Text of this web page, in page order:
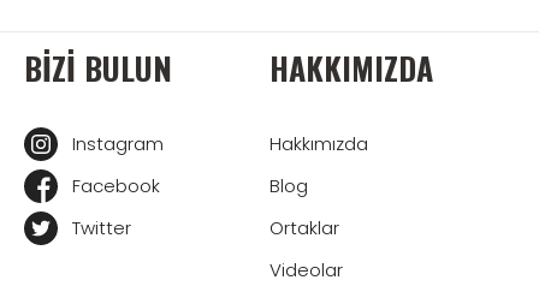
BIZI BULUN
Instagram
Facebook
Twitter
HAKKIMIZDA
Hakkımızda
Blog
Ortaklar
Videolar